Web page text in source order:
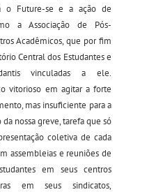
o Future-se e a ação de
a Associação de Pós-
Acadêmicos, que por fim
Central dos Estudantes e
vinculadas a ele.
vitorioso em agitar a forte
mas insuficiente para a
nossa greve, tarefa que só
coletiva de cada
assembleias e reuniões de
em seus centros
em seus sindicatos,